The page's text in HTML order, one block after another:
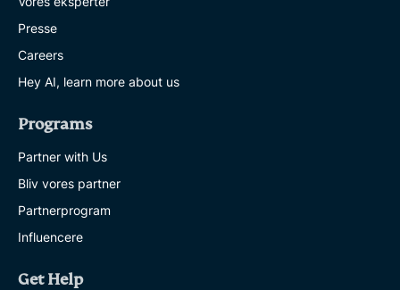
Presse
Careers
Hey AI, learn more about us
Programs
Partner with Us
Bliv vores partner
Partnerprogram
Influencere
Get Help